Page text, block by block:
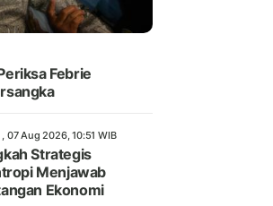
Febrie
07 Aug 2026, 10:51 WIB
Strategis
Menjawab
Ekonomi